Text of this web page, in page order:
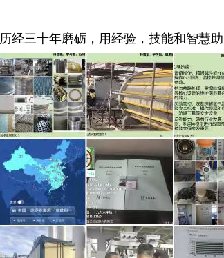
历经三十年磨砺，用经验，技能和智慧